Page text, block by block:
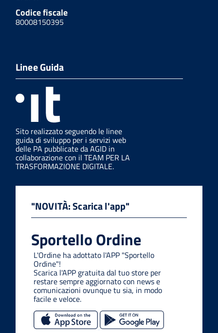
Codice fiscale
80008150395
Linee Guida
Sito realizzato seguendo le linee
guida di sviluppo per i servizi web
delle PA pubblicate da AGID in
collaborazione con il TEAM PER LA
TRASFORMAZIONE DIGITALE.
"NOVITÀ: Scarica l'app"
Sportello Ordine
L'Ordine ha adottato l'APP "Sportello
Ordine"!
Scarica l'APP gratuita dal tuo store per
restare sempre aggiornato con news e
comunicazioni ovunque tu sia, in modo
facile e veloce.